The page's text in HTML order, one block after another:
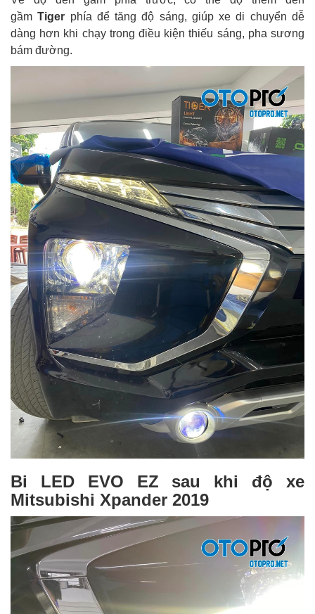
gầmTiger phía để tăng độ sáng, giúp xe di chuyển dễ
dàng hơn khi chạy trong điều kiện thiếu sáng, pha sương
bám đường.
Bi LED EVO EZ sau khi độ xe
Mitsubishi Xpander 2019